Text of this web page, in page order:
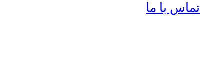
تماس با ما